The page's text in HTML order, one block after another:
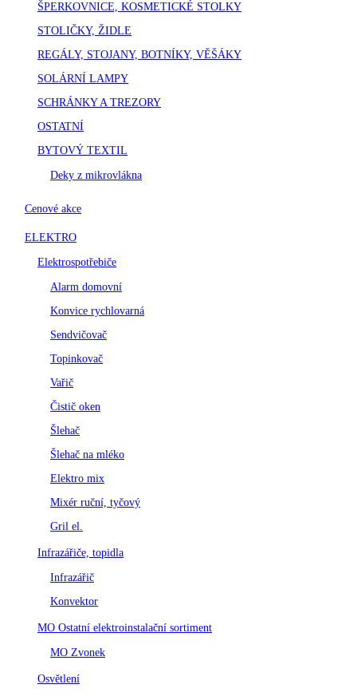
ŠPERKOVNICE, KOSMETICKÉ STOLKY
STOLIČKY, ŽIDLE
REGÁLY, STOJANY, BOTNÍKY, VĚŠÁKY
SOLÁRNÍ LAMPY
SCHRÁNKY A TREZORY
OSTATNÍ
BYTOVÝ TEXTIL
Deky z mikrovlákna
Cenové akce
ELEKTRO
Elektrospotřebiče
Alarm domovní
Konvice rychlovarná
Sendvičovač
Topinkovač
Vařič
Čistič oken
Šlehač
Šlehač na mléko
Elektro mix
Mixér ruční, tyčový
Gril el.
Infrazářiče, topidla
Infrazářič
Konvektor
MO Ostatní elektroinstalační sortiment
MO Zvonek
Osvětlení